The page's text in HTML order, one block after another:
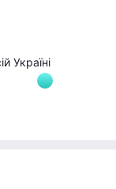
Україні